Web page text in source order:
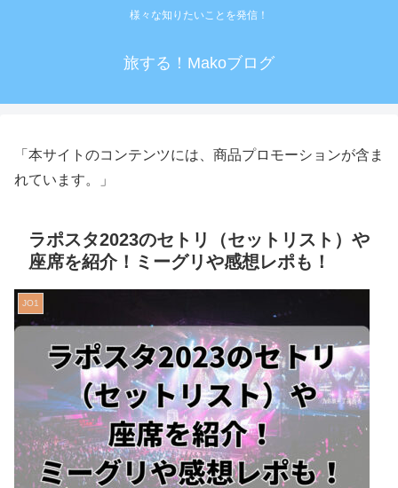
様々な知りたいことを発信！
旅する！Makoブログ
「本サイトのコンテンツには、商品プロモーションが含ま
れています。」
ラポスタ2023のセトリ（セットリスト）や
座席を紹介！ミーグリや感想レポも！
JO1